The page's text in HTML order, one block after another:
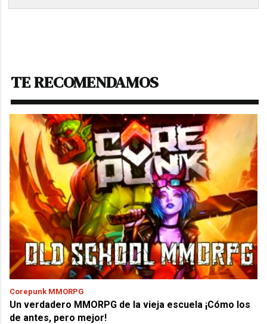
TE RECOMENDAMOS
Corepunk MMORPG
Un verdadero MMORPG de la vieja escuela ¡Cómo los
de antes, pero mejor!